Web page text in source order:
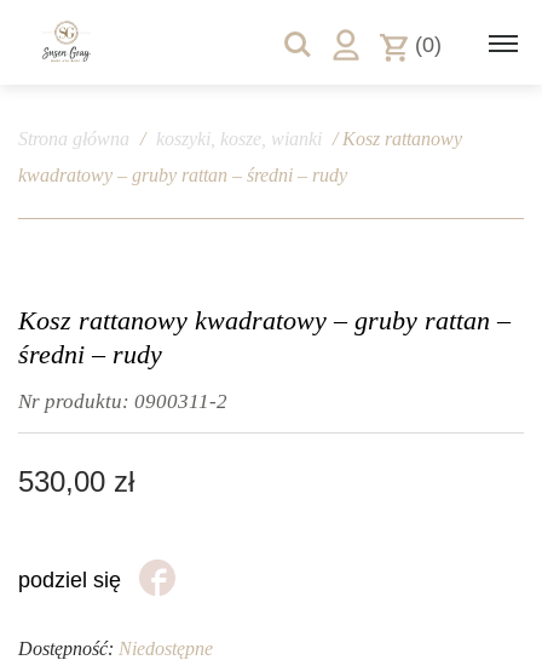
(0)
Strona główna / koszyki, kosze, wianki / Kosz rattanowy
kwadratowy – gruby rattan – średni – rudy
Kosz rattanowy kwadratowy – gruby rattan –
średni – rudy
Nr produktu: 0900311-2
530,00 zł
podziel się
Dostępność: Niedostępne